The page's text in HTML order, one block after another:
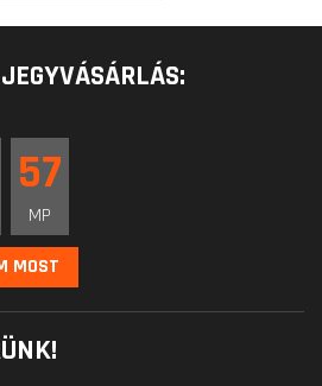
57
MP
MOST